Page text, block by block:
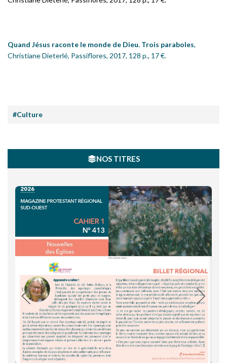
Quand Jésus raconte le monde de Dieu. Trois paraboles,
Christiane Dieterlé, Passiflores, 2017, 128 p., 17 €.
#Culture
NOS TITRES